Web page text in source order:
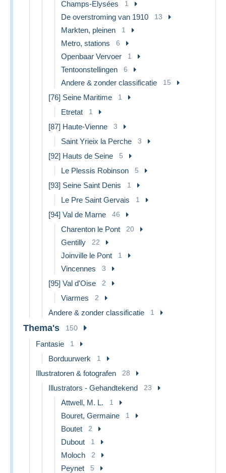
Champs-Elysées 1
De overstroming van 1910 13
Markten, pleinen 1
Metro, stations 6
Openbaar Vervoer 1
Tentoonstellingen 6
Andere & zonder classificatie 15
[76] Seine Maritime 1
Etretat 1
[87] Haute-Vienne 3
Saint Yrieix la Perche 3
[92] Hauts de Seine 5
Le Plessis Robinson 5
[93] Seine Saint Denis 1
Le Pre Saint Gervais 1
[94] Val de Marne 46
Charenton le Pont 20
Gentilly 22
Joinville le Pont 1
Vincennes 3
[95] Val d'Oise 2
Viarmes 2
Andere & zonder classificatie 1
Thema's 150
Fantasie 1
Borduurwerk 1
Illustratoren & fotografen 28
Illustrators - Gehandtekend 23
Attwell, M. L. 1
Bouret, Germaine 1
Boutet 2
Dubout 1
Moloch 2
Peynet 5